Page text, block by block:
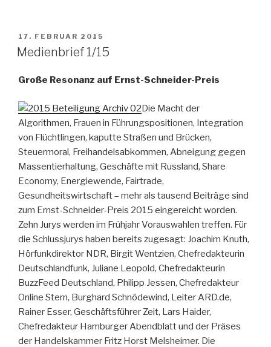
VERÖFFENTLICHT
AM
17. FEBRUAR 2015
Medienbrief 1/15
Große Resonanz auf Ernst-Schneider-Preis
Die Macht der
Algorithmen, Frauen in Führungspositionen, Integration
von Flüchtlingen, kaputte Straßen und Brücken,
Steuermoral, Freihandelsabkommen, Abneigung gegen
Massentierhaltung, Geschäfte mit Russland, Share
Economy, Energiewende, Fairtrade,
Gesundheitswirtschaft – mehr als tausend Beiträge sind
zum Ernst-Schneider-Preis 2015 eingereicht worden.
Zehn Jurys werden im Frühjahr Vorauswahlen treffen. Für
die Schlussjurys haben bereits zugesagt: Joachim Knuth,
Hörfunkdirektor NDR, Birgit Wentzien, Chefredakteurin
Deutschlandfunk, Juliane Leopold, Chefredakteurin
BuzzFeed Deutschland, Philipp Jessen, Chefredakteur
Online Stern, Burghard Schnödewind, Leiter ARD.de,
Rainer Esser, Geschäftsführer Zeit, Lars Haider,
Chefredakteur Hamburger Abendblatt und der Präses
der Handelskammer Fritz Horst Melsheimer. Die